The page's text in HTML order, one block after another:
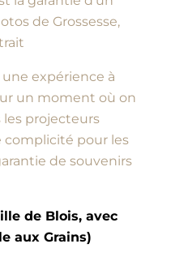
de Grossesse,
expérience à
un moment où on
les projecteurs
complicité pour les
de souvenirs
de Blois, avec
aux Grains)